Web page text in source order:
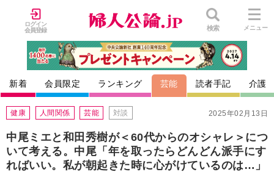
ログイン
会員登録
検索 メニュー
新着 会員限定 ランキング 芸能 読者手記 介護
2025年02月13日
健康 人間関係 芸能 対談
中尾ミエと和田秀樹が＜60代からのオシャレ＞につ
いて考える。中尾「年を取ったらどんどん派手にす
ればいい。私が朝起きた時に心がけているのは…」